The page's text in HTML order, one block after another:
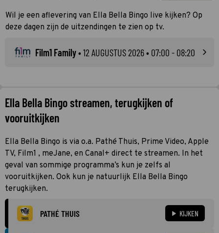
Wil je een aflevering van Ella Bella Bingo live kijken? Op
deze dagen zijn de uitzendingen te zien op tv.
Film1 Family•12 AUGUSTUS 2026• 07:00 - 08:20
Ella Bella Bingo streamen, terugkijken of
vooruitkijken
Ella Bella Bingo is via o.a. Pathé Thuis, Prime Video, Apple
TV, Film1 , meJane, en Canal+ direct te streamen. In het
geval van sommige programma’s kun je zelfs al
vooruitkijken. Ook kun je natuurlijk Ella Bella Bingo
terugkijken.
PATHÉ THUIS KIJKEN